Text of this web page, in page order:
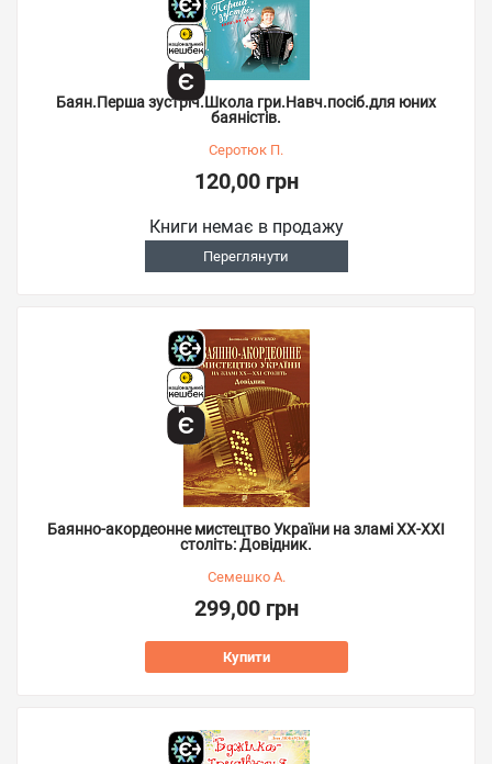
Баян.Перша зустріч.Школа гри.Навч.посіб.для юних
баяністів.
Серотюк П.
120,00 грн
Книги немає в продажу
Переглянути
Баянно-акордеонне мистецтво України на зламі ХХ-ХХІ
століть: Довідник.
Семешко А.
299,00 грн
Купити